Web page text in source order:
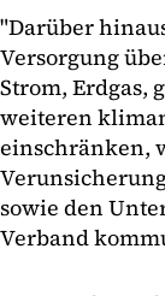
"Darüber
Versorgung
Strom, Erdgas,
weiteren
einschränken,
sowie den
Verband